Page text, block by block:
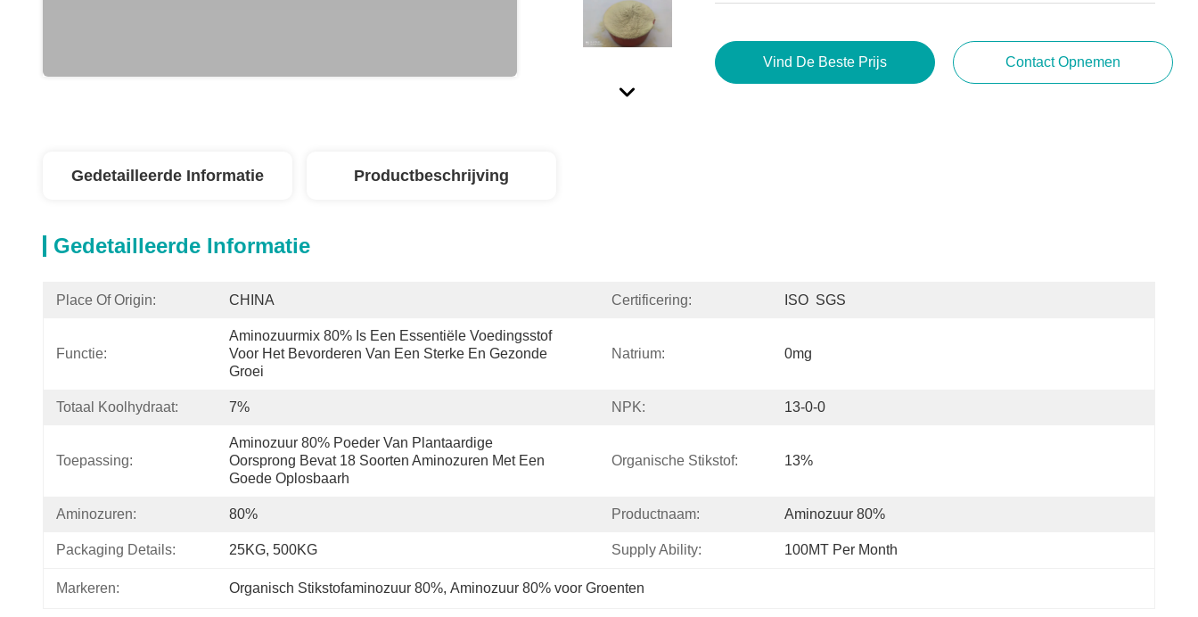
Vind De Beste Prijs Contact Opnemen
Gedetailleerde Informatie Productbeschrijving
Gedetailleerde Informatie
Place Of Origin: CHINA Certificering: ISO  SGS
Functie:
Aminozuurmix 80% Is Een Essentiële Voedingsstof
Voor Het Bevorderen Van Een Sterke En Gezonde
Groei
Natrium: 0mg
Totaal Koolhydraat: 7% NPK: 13-0-0
Toepassing:
Aminozuur 80% Poeder Van Plantaardige
Oorsprong Bevat 18 Soorten Aminozuren Met Een
Goede Oplosbaarh
Organische Stikstof: 13%
Aminozuren: 80% Productnaam: Aminozuur 80%
Packaging Details: 25KG, 500KG Supply Ability: 100MT Per Month
Markeren: Organisch Stikstofaminozuur 80%, Aminozuur 80% voor Groenten